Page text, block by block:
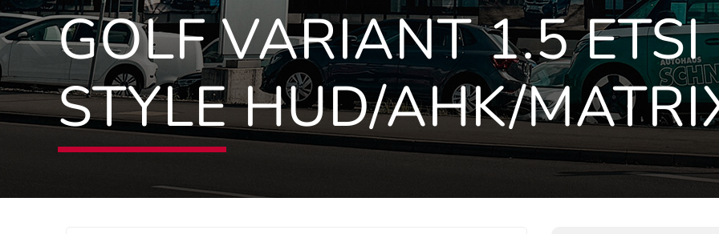
GOLF VARIANT 1.5 ETSI
STYLE HUD/AHK/